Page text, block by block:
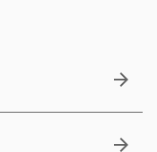
arrow_forward
arrow_forward